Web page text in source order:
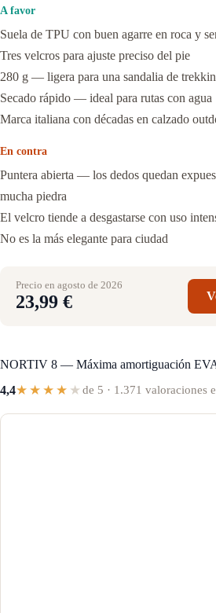
A favor
Suela de TPU con buen agarre en roca y
Tres velcros para ajuste preciso del pie
280 g — ligera para una sandalia de
Secado rápido — ideal para rutas con agua
Marca italiana con décadas en calzado
En contra
Puntera abierta — los dedos quedan
mucha piedra
El velcro tiende a desgastarse con uso
No es la más elegante para ciudad
Precio en agosto de 2026
23,99 €
NORTIV 8 — Máxima amortiguación
4,4★★★★ ★ de 5 · 1.371 valoraciones